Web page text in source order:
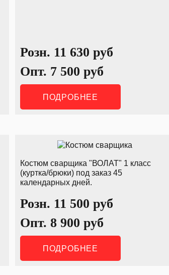
Розн. 11 630 руб
Опт. 7 500 руб
ПОДРОБНЕЕ
Костюм сварщика "ВОЛАТ" 1 класс
(куртка/брюки) под заказ 45
календарных дней.
Розн. 11 500 руб
Опт. 8 900 руб
ПОДРОБНЕЕ